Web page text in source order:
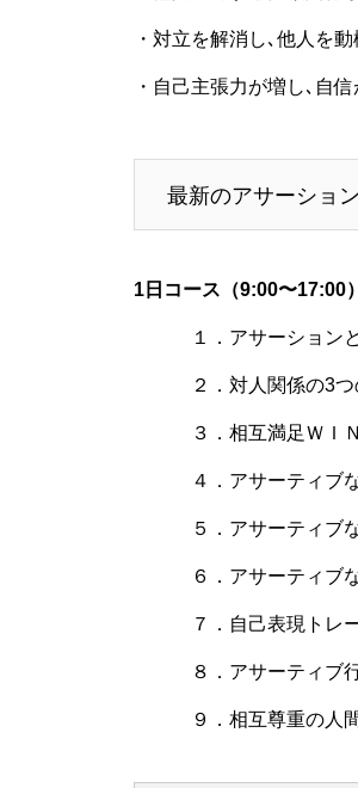
・対立を解消し､他人を
・自己主張力が増し､自
最新のアサーショ
1⽇コース（9:00〜17:00）
１．アサーション
２．対人関係の3つ
３．相互満足ＷＩＮ
４．アサーティブな
５．アサーティブな
６．アサーティブな
７．自己表現トレー
８．アサーティブ行
９．相互尊重の人間